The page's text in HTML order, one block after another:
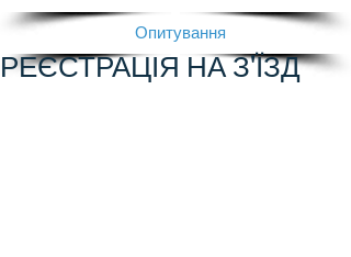
Опитування
РЕЄСТРАЦІЯ НА З'ЇЗД